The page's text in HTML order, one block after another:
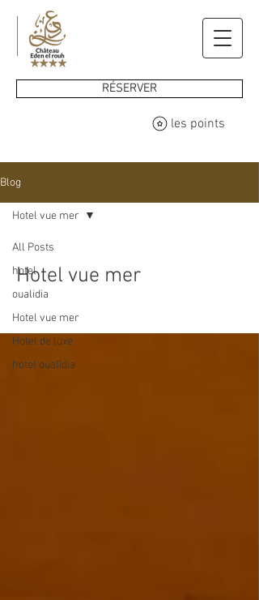
RÉSERVER
les points
Blog
All Posts
hotel
oualidia
Hotel vue mer
Hotel de luxe
hotel oualidia
Hotel vue mer
Hotel vue mer